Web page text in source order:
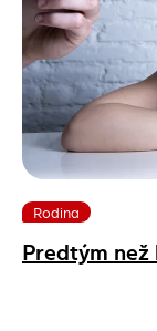
Rodina
Predtým